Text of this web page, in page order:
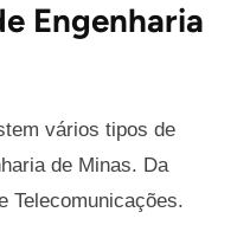
Engenharia
vários tipos de
de Minas. Da
Telecomunicações.